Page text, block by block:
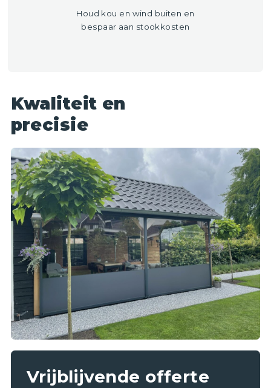
Houd kou en wind buiten en
bespaar aan stookkosten
Kwaliteit en
precisie
Vrijblijvende offerte